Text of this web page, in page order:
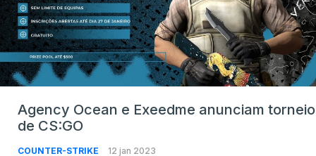
Agency Ocean e Exeedme anunciam torneio
de CS:GO
COUNTER-STRIKE 12 jan 2023